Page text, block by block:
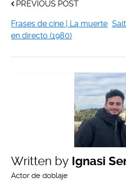
PREVIOUS POST
Frases de cine | La muerte
en directo (1980)
Written by Ignasi
Actor de doblaje